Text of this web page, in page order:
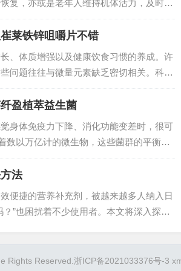
复，亦或是老年人维持机体活力，及时高
质补充产品，究竟哪一款能快速满足身体
莱铁锌咀嚼片不错
、体质增强以及健康饮食习惯的养成。许
问题往往与微量元素缺乏密切相关。科学
发育与味觉调节中发挥着不可替代的作
盈植萃益生菌
身体免疫力下降、消化功能变差时，很可
数以万亿计的微生物，这些菌群的平衡直
益生菌，正是恢复肠道菌群平衡的有效方
法
便捷的营养补充剂，被越来越多人纳入日
”也困扰着不少使用者。本文将深入探讨
Rights Reserved. 浙ICP备2021033376号-3